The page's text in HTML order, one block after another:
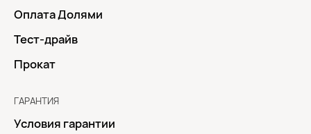
Оплата Долями
Тест-драйв
Прокат
ГАРАНТИЯ
Условия гарантии